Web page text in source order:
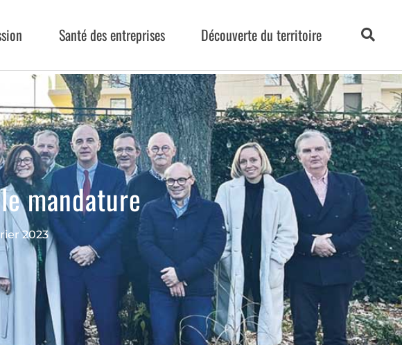
Santé des entreprises Découverte du territoire
mandature
2023